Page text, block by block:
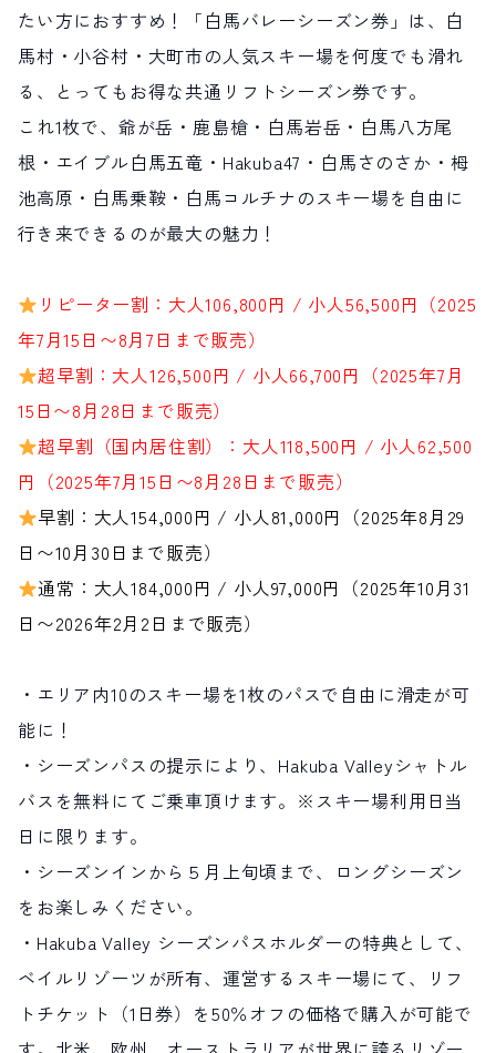
たい方におすすめ！「白馬バレーシーズン券」は、白
馬村・小谷村・大町市の人気スキー場を何度でも滑れ
る、とってもお得な共通リフトシーズン券です。
これ1枚で、爺が岳・鹿島槍・白馬岩岳・白馬八方尾
根・エイブル白馬五竜・Hakuba47・白馬さのさか・栂
池高原・白馬乗鞍・白馬コルチナのスキー場を自由に
行き来できるのが最大の魅力！
リピーター割：大人106,800円 / 小人56,500円（2025
年7月15日〜8月7日まで販売）
超早割：大人126,500円 / 小人66,700円（2025年7月
15日〜8月28日まで販売）
超早割（国内居住割）：大人118,500円 / 小人62,500
円（2025年7月15日〜8月28日まで販売）
早割：大人154,000円 / 小人81,000円（2025年8月29
日〜10月30日まで販売）
通常：大人184,000円 / 小人97,000円（2025年10月31
日〜2026年2月2日まで販売）
・エリア内10のスキー場を1枚のパスで自由に滑走が可
能に！
・シーズンパスの提示により、Hakuba Valleyシャトル
バスを無料にてご乗車頂けます。※スキー場利用日当
日に限ります。
・シーズンインから５月上旬頃まで、ロングシーズン
をお楽しみください。
・Hakuba Valley シーズンパスホルダーの特典として、
ベイルリゾーツが所有、運営するスキー場にて、リフ
トチケット（1日券）を50％オフの価格で購入が可能で